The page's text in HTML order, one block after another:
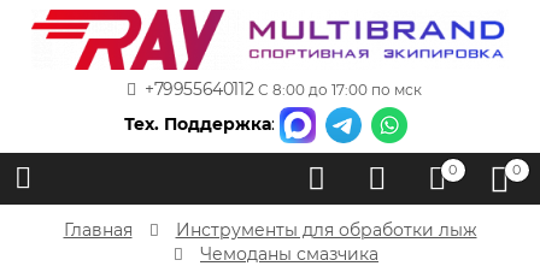
+79955640112 С 8:00 до 17:00 по мск
Тех. Поддержка:
0 0
Главная
Инструменты для обработки лыж
Чемоданы смазчика